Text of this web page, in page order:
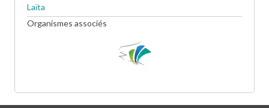
Laïta
Organismes associés